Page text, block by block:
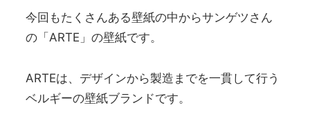
今回もたくさんある壁紙の中からサンゲツさん
の「ARTE」の壁紙です。
ARTEは、デザインから製造までを一貫して行う
ベルギーの壁紙ブランドです。